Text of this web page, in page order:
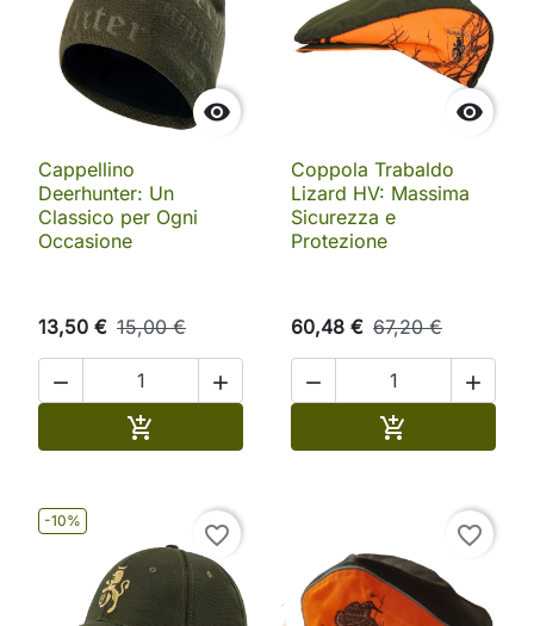

Cappellino
Deerhunter: Un
Classico per Ogni
Occasione
13,50 € 15,00 €
 


Coppola Trabaldo
Lizard HV: Massima
Sicurezza e
Protezione
60,48 € 67,20 €
 

-10%
favorite_border favorite_border